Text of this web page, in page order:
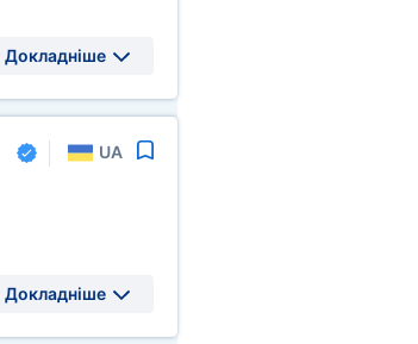
Докладніше
UA
Докладніше